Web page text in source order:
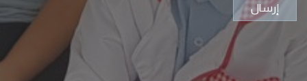
إرسال